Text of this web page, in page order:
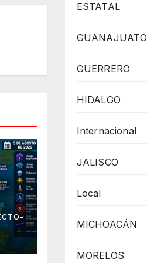
el
ESTATAL
GUANAJUATO
GUERRERO
HIDALGO
Internacional
JALISCO
Local
MICHOACÁN
MORELOS